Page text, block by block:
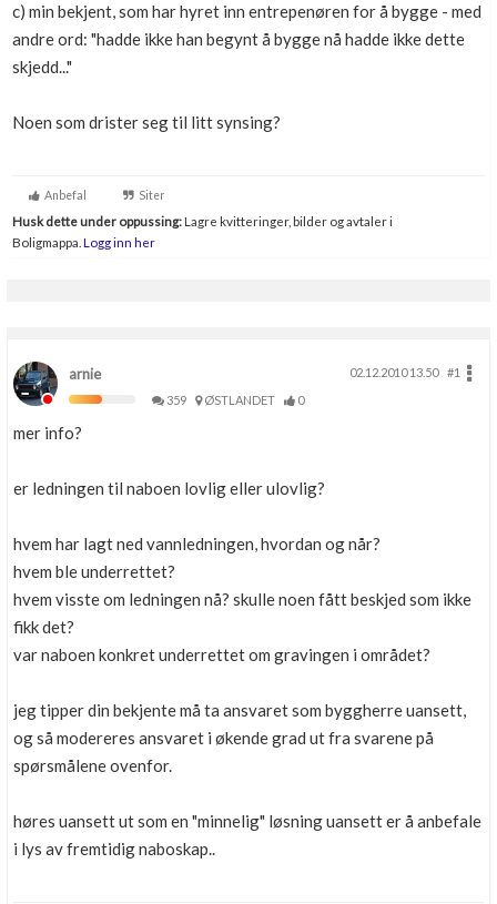
c) min bekjent, som har hyret inn entrepenøren for å bygge - med
andre ord: "hadde ikke han begynt å bygge nå hadde ikke dette
skjedd..."
Noen som drister seg til litt synsing?
Anbefal Siter
Husk dette under oppussing:Lagre kvitteringer, bilder og avtaler i
Boligmappa. Logg inn her
arnie 02.12.2010 13.50
#1
359
ØSTLANDET 0
mer info?
er ledningen til naboen lovlig eller ulovlig?
hvem har lagt ned vannledningen, hvordan og når?
hvem ble underrettet?
hvem visste om ledningen nå? skulle noen fått beskjed som ikke
fikk det?
var naboen konkret underrettet om gravingen i området?
jeg tipper din bekjente må ta ansvaret som byggherre uansett,
og så modereres ansvaret i økende grad ut fra svarene på
spørsmålene ovenfor.
høres uansett ut som en "minnelig" løsning uansett er å anbefale
i lys av fremtidig naboskap..